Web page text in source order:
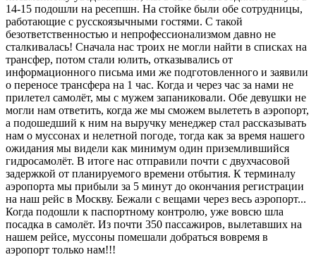
14-15 подошли на ресепшн. На стойке были обе сотрудницы,
работающие с русскоязычными гостями. С такой
безответственностью и непрофессионализмом давно не
сталкивалась! Сначала нас троих не могли найти в списках на
трансфер, потом стали юлить, отказывались от
информационного письма ими же подготовленного и заявили
о переносе трансфера на 1 час. Когда и через час за нами не
прилетел самолёт, мы с мужем запаниковали. Обе девушки не
могли нам ответить, когда же мы сможем вылететь в аэропорт,
а подошедший к ним на выручку менеджер стал рассказывать
нам о муссонах и нелетной погоде, тогда как за время нашего
ожидания мы видели как минимум один приземлившийся
гидросамолёт. В итоге нас отправили почти с двухчасовой
задержкой от планируемого времени отбытия. К терминалу
аэропорта мы прибыли за 5 минут до окончания регистрации
на наш рейс в Москву. Бежали с вещами через весь аэропорт...
Когда подошли к паспортному контролю, уже вовсю шла
посадка в самолёт. Из почти 350 пассажиров, вылетавших на
нашем рейсе, муссоны помешали добраться вовремя в
аэропорт только нам!!!